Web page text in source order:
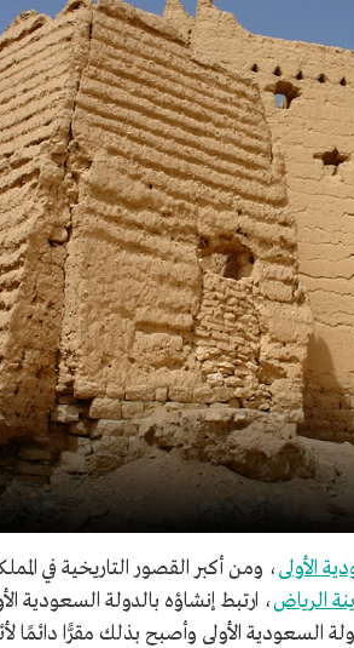
الأولى، ومن أكبر القصور التاريخية في
الرياض، ارتبط إنشاؤه بالدولة السعودية
السعودية الأولى وأصبح بذلك مقرًّا دائمًا